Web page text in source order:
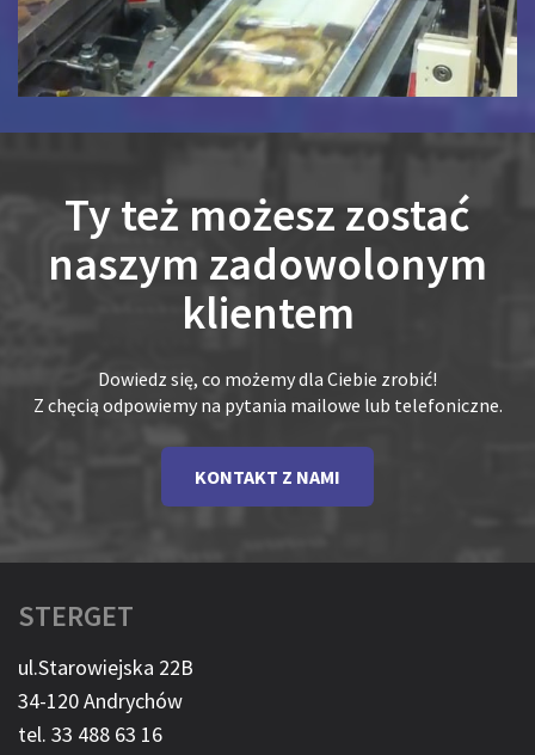
Ty też możesz zostać
naszym zadowolonym
klientem
Dowiedz się, co możemy dla Ciebie zrobić!
Z chęcią odpowiemy na pytania mailowe lub telefoniczne.
KONTAKT Z NAMI
STERGET
ul.Starowiejska 22B
34-120 Andrychów
tel. 33 488 63 16